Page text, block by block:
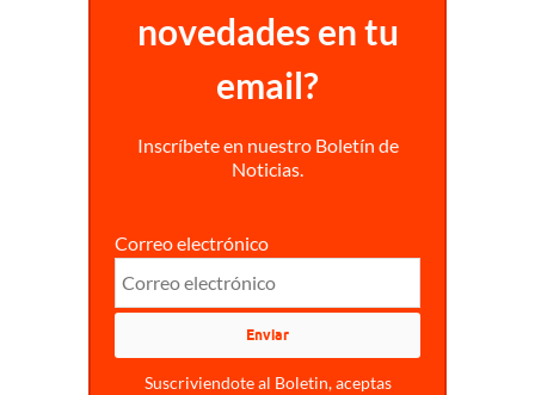
novedades en tu
email?
Inscríbete en nuestro Boletín de
Noticias.
Correo electrónico
Suscriviendote al Boletin, aceptas